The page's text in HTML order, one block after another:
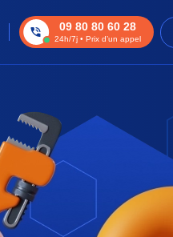
09 80 80 60 28
24h/7j • Prix d’un appel